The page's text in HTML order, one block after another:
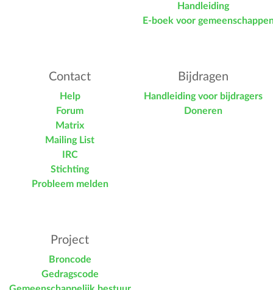
Handleiding
E-boek voor
Contact
Help
Forum
Matrix
Mailing List
IRC
Stichting
Probleem melden
Bijdragen
Handleiding voor bijdragers
Doneren
Project
Broncode
Gedragscode